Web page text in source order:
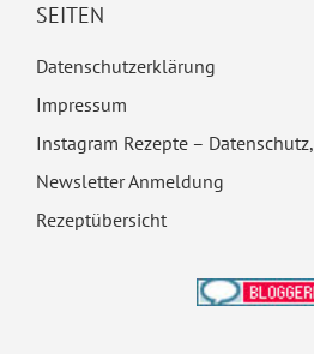
SEITEN
Datenschutzerklärung
Impressum
Instagram Rezepte –
Newsletter Anmeldung
Rezeptübersicht